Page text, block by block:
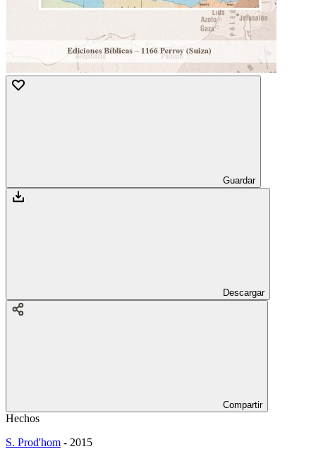
Guardar
Descargar
Compartir
Hechos
S. Prod'hom - 2015